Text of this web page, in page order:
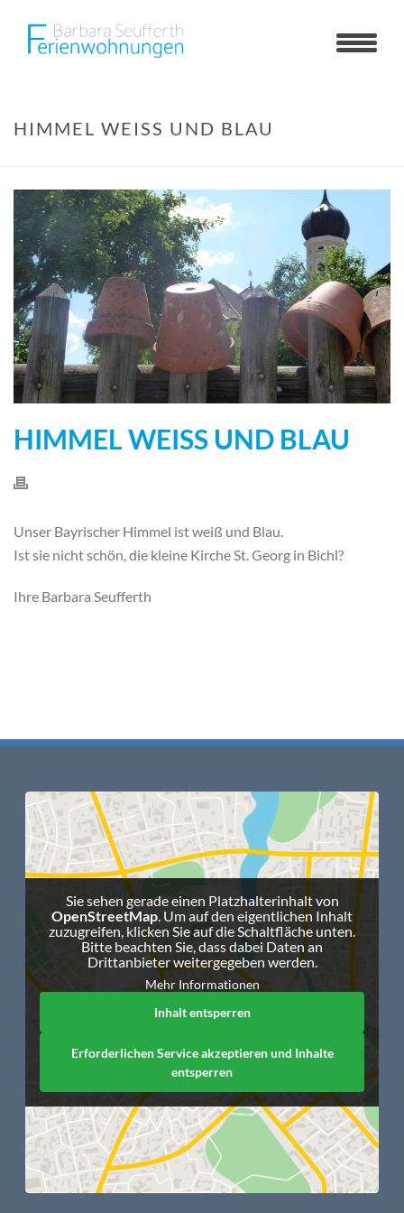
HIMMEL WEISS UND BLAU
HIMMEL WEISS UND BLAU
Unser Bayrischer Himmel ist weiß und Blau.
Ist sie nicht schön, die kleine Kirche St. Georg in Bichl?
Ihre Barbara Seufferth
Sie sehen gerade einen Platzhalterinhalt von
OpenStreetMap. Um auf den eigentlichen Inhalt
zuzugreifen, klicken Sie auf die Schaltfläche unten.
Bitte beachten Sie, dass dabei Daten an
Drittanbieter weitergegeben werden.
Mehr Informationen
Inhalt entsperren
Erforderlichen Service akzeptieren und Inhalte
entsperren